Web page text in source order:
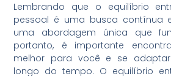
Lembrando que o equilíbrio
pessoal é uma busca contínua
uma abordagem única que
portanto, é importante
melhor para você e se
longo do tempo. O equilíbrio